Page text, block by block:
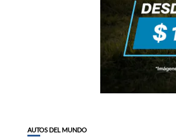
AUTOS DEL MUNDO